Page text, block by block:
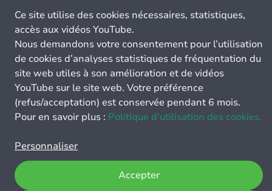
Ce site utilise des cookies nécessaires, statistiques,
accès aux vidéos YouTube.
Nous demandons votre consentement pour l’utilisation
de cookies d’analyses statistiques de fréquentation du
site web utiles à son amélioration et de vidéos
YouTube sur le site web. Votre préférence
(refus/acceptation) est conservée pendant 6 mois.
Pour en savoir plus : Politique d’utilisation des cookies.
Personnaliser
Accepter